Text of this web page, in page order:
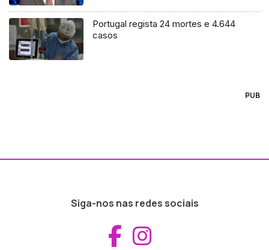
Portugal regista 24 mortes e 4.644
casos
PUB
Siga-nos nas redes sociais
Aceder ao